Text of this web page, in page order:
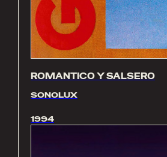
ROMANTICO Y SALSERO
SONOLUX
1994